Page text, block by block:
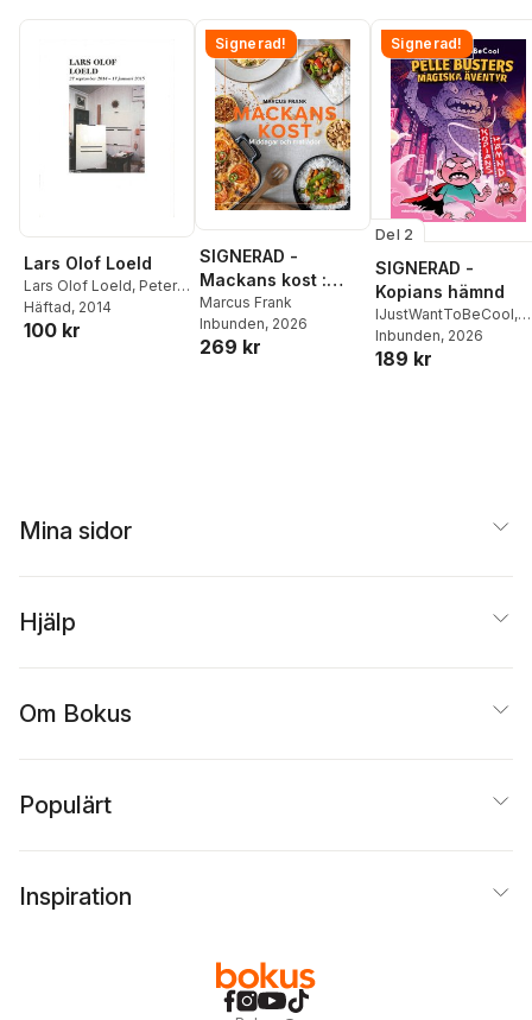
Lars Olof Loeld
Lars Olof Loeld, Peter
Cornell,Karin Sidén
Häftad, 2014
100 kr
Signerad!
SIGNERAD -
Mackans kost :
Middagar och
matlådor
Marcus Frank
Inbunden, 2026
269 kr
Signerad!
Del 2
SIGNERAD -
Kopians hämnd
IJustWantToBeCool,
Joel Adolphson
Ejdemo Beer
Inbunden, 2026
189 kr
Mina sidor
Hjälp
Om Bokus
Populärt
Inspiration